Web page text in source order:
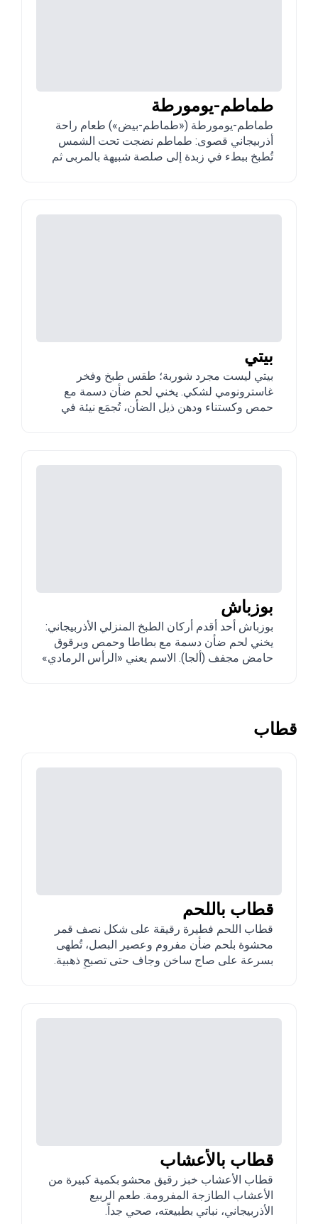
طماطم-يومورطة
طماطم-يومورطة («طماطم-بيض») طعام راحة
أذربيجاني قصوى: طماطم نضجت تحت الشمس
تُطبخ ببطء في زبدة إلى صلصة شبيهة بالمربى ثم
بيتي
بيتي ليست مجرد شوربة؛ طقس طبخ وفخر
غاسترونومي لشكي. يخني لحم ضأن دسمة مع
حمص وكستناء ودهن ذيل الضأن، تُجمَع نيئة في
بوزباش
بوزباش أحد أقدم أركان الطبخ المنزلي الأذربيجاني:
يخني لحم ضأن دسمة مع بطاطا وحمص وبرقوق
حامض مجفف (ألجا). الاسم يعني «الرأس الرمادي»
قطاب
قطاب باللحم
قطاب اللحم فطيرة رقيقة على شكل نصف قمر
محشوة بلحم ضأن مفروم وعصير البصل، تُطهى
بسرعة على صاج ساخن وجاف حتى تصبح ذهبية.
قطاب بالأعشاب
قطاب الأعشاب خبز رقيق محشو بكمية كبيرة من
الأعشاب الطازجة المفرومة. طعم الربيع
الأذربيجاني، نباتي بطبيعته، صحي جداً.